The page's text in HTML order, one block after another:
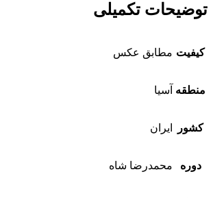
توضیحات تکمیلی
کیفیت مطابق عکس
منطقه آسیا
کشور ایران
دوره محمدرضا شاه